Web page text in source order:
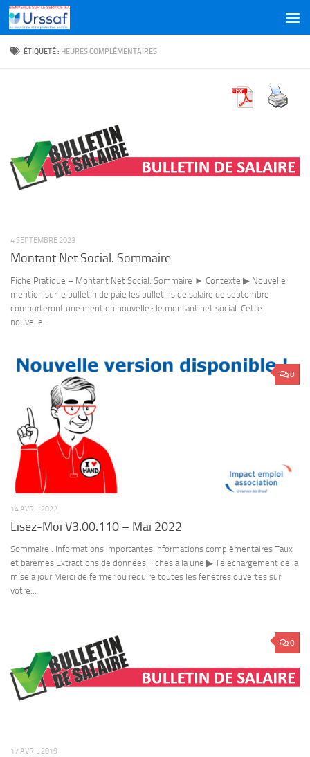
Skip to content
ÉTIQUETÉ : HEURES COMPLÉMENTAIRES
4 SEPTEMBRE 2023
Montant Net Social. Sommaire
Fiche Pratique – Montant Net Social. Sommaire ► Contexte ▶ Nouvelle
mention sur le bulletin de paie les bulletins de salaire de septembre
comporteront une mention nouvelle : le montant net social. Cette
nouvelle...
0
14 AVRIL 2022
Lisez-Moi V3.00.110 – Mai 2022
Sommaire : Informations importantes Informations complémentaires Taux
et barèmes Extractions de données Fiches à la une ▶ Téléchargement de la
mise à jour Merci de fermer ou réduire toutes les fenêtres ouvertes sur
votre...
0
17 AVRIL 2019